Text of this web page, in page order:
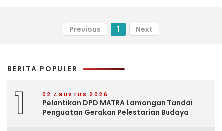
Previous 1 Next
BERITA POPULER
1 02 AGUSTUS 2026
Pelantikan DPD MATRA Lamongan Tandai
Penguatan Gerakan Pelestarian Budaya